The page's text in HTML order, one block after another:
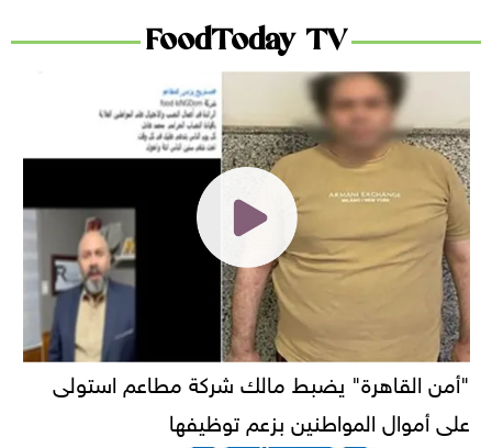
FoodToday TV
"أمن القاهرة" يضبط مالك شركة مطاعم استولى
على أموال المواطنين بزعم توظيفها